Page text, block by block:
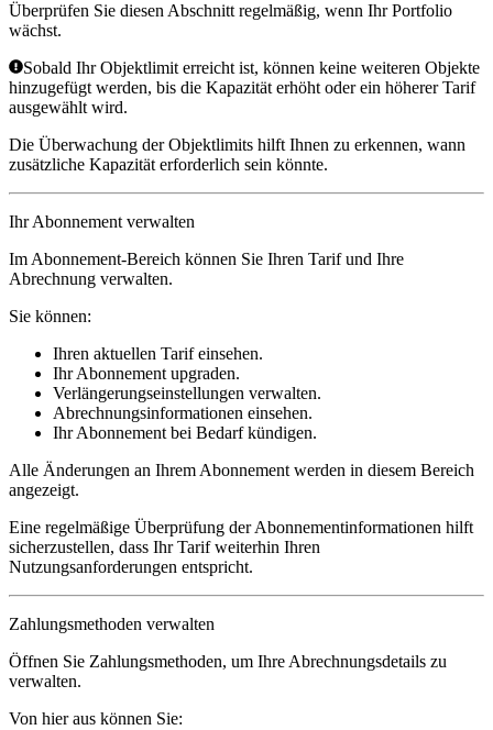
Überprüfen Sie diesen Abschnitt regelmäßig, wenn Ihr Portfolio
wächst.
Sobald Ihr Objektlimit erreicht ist, können keine weiteren Objekte
hinzugefügt werden, bis die Kapazität erhöht oder ein höherer Tarif
ausgewählt wird.
Die Überwachung der Objektlimits hilft Ihnen zu erkennen, wann
zusätzliche Kapazität erforderlich sein könnte.
Ihr Abonnement verwalten
Im Abonnement-Bereich können Sie Ihren Tarif und Ihre
Abrechnung verwalten.
Sie können:
Ihren aktuellen Tarif einsehen.
Ihr Abonnement upgraden.
Verlängerungseinstellungen verwalten.
Abrechnungsinformationen einsehen.
Ihr Abonnement bei Bedarf kündigen.
Alle Änderungen an Ihrem Abonnement werden in diesem Bereich
angezeigt.
Eine regelmäßige Überprüfung der Abonnementinformationen hilft
sicherzustellen, dass Ihr Tarif weiterhin Ihren
Nutzungsanforderungen entspricht.
Zahlungsmethoden verwalten
Öffnen Sie Zahlungsmethoden, um Ihre Abrechnungsdetails zu
verwalten.
Von hier aus können Sie: